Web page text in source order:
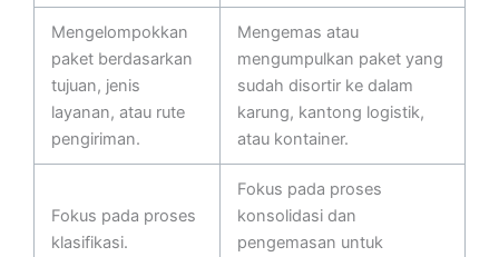
Mengelompokkan
paket berdasarkan
tujuan, jenis
layanan, atau rute
pengiriman.
Mengemas atau
mengumpulkan paket yang
sudah disortir ke dalam
karung, kantong logistik,
atau kontainer.
Fokus pada proses
klasifikasi.
Fokus pada proses
konsolidasi dan
pengemasan untuk